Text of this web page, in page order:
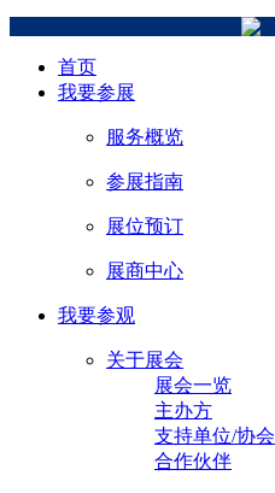
首页
我要参展
服务概览
参展指南
展位预订
展商中心
我要参观
关于展会
展会一览
主办方
支持单位/协会
合作伙伴